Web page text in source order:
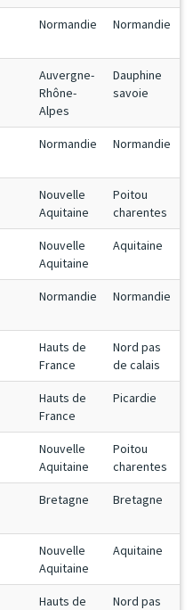
Normandie Normandie
Auvergne-
Rhône-
Alpes
Dauphine
savoie
Normandie Normandie
Nouvelle
Aquitaine
Poitou
charentes
Nouvelle
Aquitaine
Aquitaine
Normandie Normandie
Hauts de
France
Nord pas
de calais
Hauts de
France
Picardie
Nouvelle
Aquitaine
Poitou
charentes
Bretagne Bretagne
Nouvelle
Aquitaine
Aquitaine
Hauts de
Nord pas